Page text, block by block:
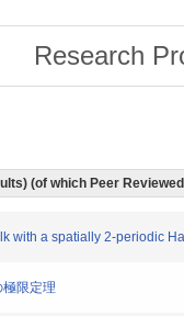
Research
(of which Peer
with a spatially 2-periodic
限定理